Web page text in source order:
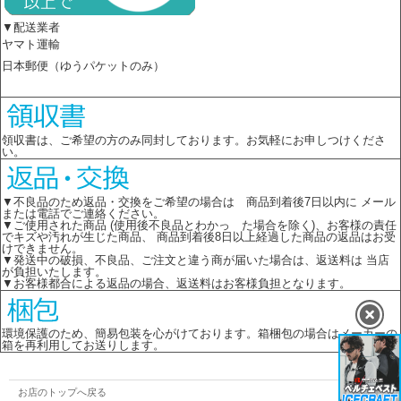
▼配送業者
ヤマト運輸
日本郵便（ゆうパケットのみ）
領収書は、ご希望の方のみ同封しております。お気軽にお申しつけくださ
い。
▼不良品のため返品・交換をご希望の場合は 商品到着後7日以内に メール
または電話でご連絡ください。
▼ご使用された商品 (使用後不良品とわかっ た場合を除く)、お客様の責任
でキズや汚れが生じた商品、 商品到着後8日以上経過した商品の返品はお受
けできません。
▼発送中の破損、不良品、ご注文と違う商が届いた場合は、返送料は 当店
が負担いたします。
▼お客様都合による返品の場合、返送料はお客様負担となります。
環境保護のため、簡易包装を心がけております。箱梱包の場合はメーカーの
箱を再利用してお送りします。
お店のトップへ戻る